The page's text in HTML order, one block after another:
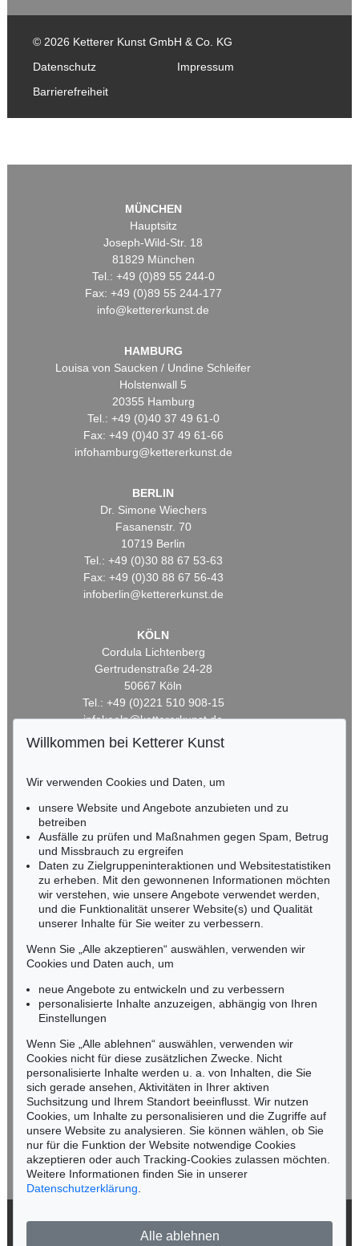
© 2026 Ketterer Kunst GmbH & Co. KG
Datenschutz
Impressum
Barrierefreiheit
MÜNCHEN
Hauptsitz
Joseph-Wild-Str. 18
81829 München
Tel.: +49 (0)89 55 244-0
Fax: +49 (0)89 55 244-177
info@kettererkunst.de
HAMBURG
Louisa von Saucken / Undine Schleifer
Holstenwall 5
20355 Hamburg
Tel.: +49 (0)40 37 49 61-0
Fax: +49 (0)40 37 49 61-66
infohamburg@kettererkunst.de
BERLIN
Dr. Simone Wiechers
Fasanenstr. 70
10719 Berlin
Tel.: +49 (0)30 88 67 53-63
Fax: +49 (0)30 88 67 56-43
infoberlin@kettererkunst.de
KÖLN
Cordula Lichtenberg
Gertrudenstraße 24-28
50667 Köln
Tel.: +49 (0)221 510 908-15
infokoeln@kettererkunst.de
HESSEN
Miriam Heß
Tel.: +49 (0)62 21 58 80-038
Fax: +49 (0)62 21 58 80-595
infoheidelberg@kettererkunst.de
NORDDEUTSCHLAND
Nico Kassel, M.A.
Mobil: +49 (0)171 8618661
n.kassel@kettererkunst.de
Keine Auktion mehr verpassen!
Wir informieren Sie rechtzeitig.
Jetzt zum Newsletter anmelden >
Willkommen bei Ketterer Kunst
Wir verwenden Cookies und Daten, um
unsere Website und Angebote anzubieten und zu
betreiben
Ausfälle zu prüfen und Maßnahmen gegen Spam, Betrug
und Missbrauch zu ergreifen
Daten zu Zielgruppeninteraktionen und Websitestatistiken
zu erheben. Mit den gewonnenen Informationen möchten
wir verstehen, wie unsere Angebote verwendet werden,
und die Funktionalität unserer Website(s) und Qualität
unserer Inhalte für Sie weiter zu verbessern.
Wenn Sie „Alle akzeptieren“ auswählen, verwenden wir
Cookies und Daten auch, um
neue Angebote zu entwickeln und zu verbessern
personalisierte Inhalte anzuzeigen, abhängig von Ihren
Einstellungen
Wenn Sie „Alle ablehnen“ auswählen, verwenden wir
Cookies nicht für diese zusätzlichen Zwecke. Nicht
personalisierte Inhalte werden u. a. von Inhalten, die Sie
sich gerade ansehen, Aktivitäten in Ihrer aktiven
Suchsitzung und Ihrem Standort beeinflusst. Wir nutzen
Cookies, um Inhalte zu personalisieren und die Zugriffe auf
unsere Website zu analysieren. Sie können wählen, ob Sie
nur für die Funktion der Website notwendige Cookies
akzeptieren oder auch Tracking-Cookies zulassen möchten.
Weitere Informationen finden Sie in unserer
Datenschutzerklärung
Alle ablehnen